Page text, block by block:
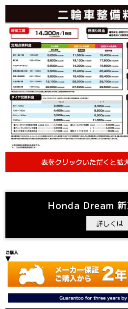
表をクリックいただくと拡
Honda Dream
詳しくは